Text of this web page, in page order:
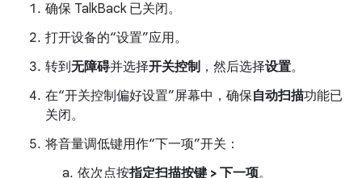
确保 TalkBack 已关闭。
打开设备的“设置”应用。
转到无障碍并选择开关控制 ，然后选择设置。
在“开关控制偏好设置”屏幕中，确保自动扫描功能已
关闭。
将音量调低键用作“下一项”开关：
依次点按指定扫描按键 > 下一项。